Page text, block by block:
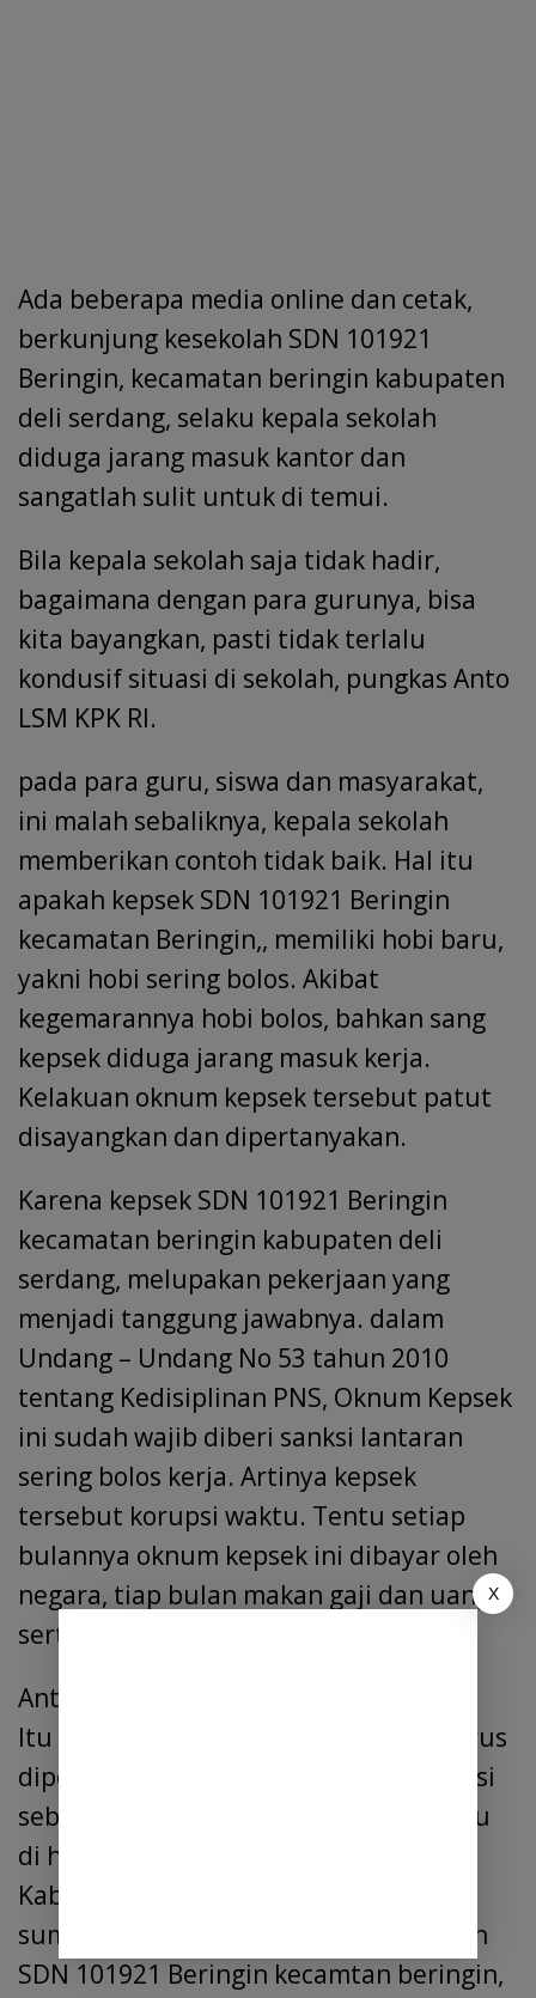
Ada beberapa media online dan cetak,
berkunjung kesekolah SDN 101921
Beringin, kecamatan beringin kabupaten
deli serdang, selaku kepala sekolah
diduga jarang masuk kantor dan
sangatlah sulit untuk di temui.
Bila kepala sekolah saja tidak hadir,
bagaimana dengan para gurunya, bisa
kita bayangkan, pasti tidak terlalu
kondusif situasi di sekolah, pungkas Anto
LSM KPK RI.
pada para guru, siswa dan masyarakat,
ini malah sebaliknya, kepala sekolah
memberikan contoh tidak baik. Hal itu
apakah kepsek SDN 101921 Beringin
kecamatan Beringin,, memiliki hobi baru,
yakni hobi sering bolos. Akibat
kegemarannya hobi bolos, bahkan sang
kepsek diduga jarang masuk kerja.
Kelakuan oknum kepsek tersebut patut
disayangkan dan dipertanyakan.
Karena kepsek SDN 101921 Beringin
kecamatan beringin kabupaten deli
serdang, melupakan pekerjaan yang
menjadi tanggung jawabnya. dalam
Undang – Undang No 53 tahun 2010
tentang Kedisiplinan PNS, Oknum Kepsek
ini sudah wajib diberi sanksi lantaran
sering bolos kerja. Artinya kepsek
tersebut korupsi waktu. Tentu setiap
bulannya oknum kepsek ini dibayar oleh
negara, tiap bulan makan gaji dan uang
sertifikasi.
Anto dari LSM KPK RI menyampaikan,
Itu kan dana dari pemerintah yang harus
dipertanggung jawabkan sesuai tupoksi
sebagai kepala sekolah. Oleh karena itu
di harapkan kepada dinas pendidikan
Kabupaten deli serdang, Provinsi
sumatera utara, Oknum kepala sekolah
SDN 101921 Beringin kecamtan beringin,
X